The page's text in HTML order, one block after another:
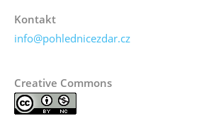
Kontakt
info@pohlednicezdar.cz
Creative Commons